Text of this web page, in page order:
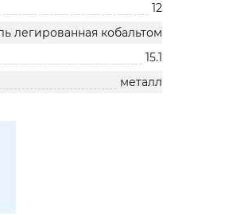
12
легированная кобальтом
15.1
металл